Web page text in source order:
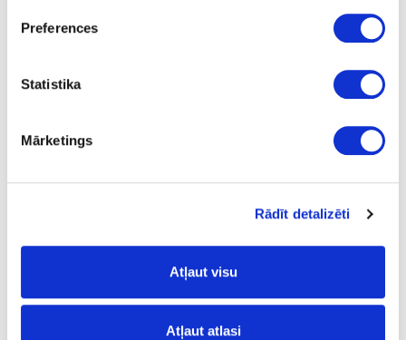
Preferences
Statistika
Mārketings
Rādīt detalizēti
Atļaut visu
Atļaut atlasi
Putas montāžas Tiger PU GU FOAM
Cenas norādītas bez PVN. Cenas var tikt mainītas bez iepriekšēja
brīdinājuma.